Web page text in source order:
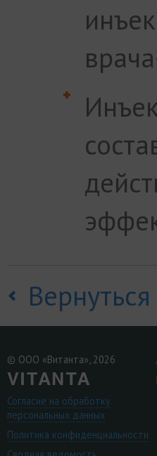
© ООО «Витанта», 2026
Согласие на обработку
персональных данных
Политика конфиденциальности